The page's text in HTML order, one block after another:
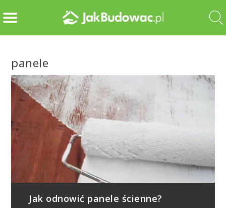
panele
Jak odnowić panele ścienne?